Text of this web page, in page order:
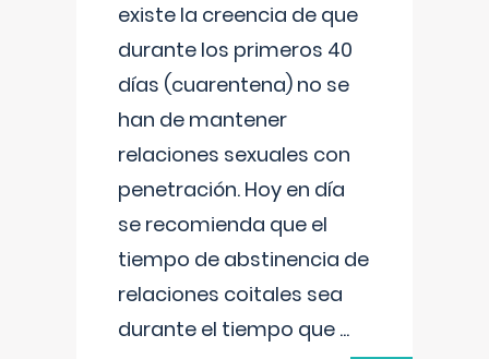
existe la creencia de que
durante los primeros 40
días (cuarentena) no se
han de mantener
relaciones sexuales con
penetración. Hoy en día
se recomienda que el
tiempo de abstinencia de
relaciones coitales sea
durante el tiempo que ...